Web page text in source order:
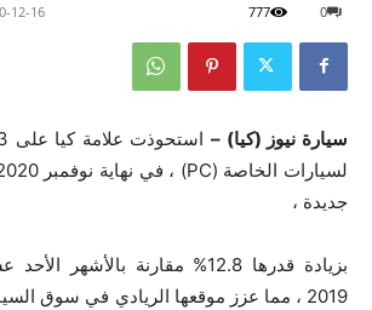
12-16 0
777
سيارة نيوز (كيا) –
جديدة ،
بزيادة قدرها 12.8% مقارنة
2019 ، مما عزز موقعها الريادي في سوق